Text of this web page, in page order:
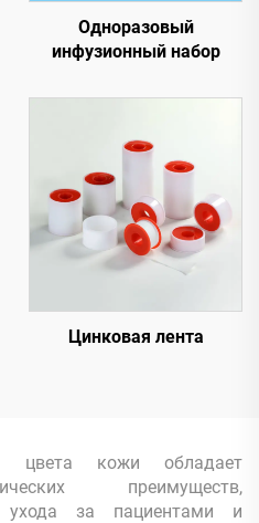
Одноразовый
инфузионный набор
Цинковая лента
цвета кожи обладает
преимуществ,
ухода за пациентами и